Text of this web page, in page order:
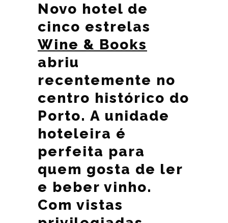
Novo hotel de
cinco estrelas
Wine & Books
abriu
recentemente no
centro histórico do
Porto. A unidade
hoteleira é
perfeita para
quem gosta de ler
e beber vinho.
Com vistas